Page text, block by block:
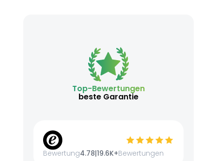
Top-Bewertungen
beste Garantie
Bewertung4.78|19.6K+Bewertungen